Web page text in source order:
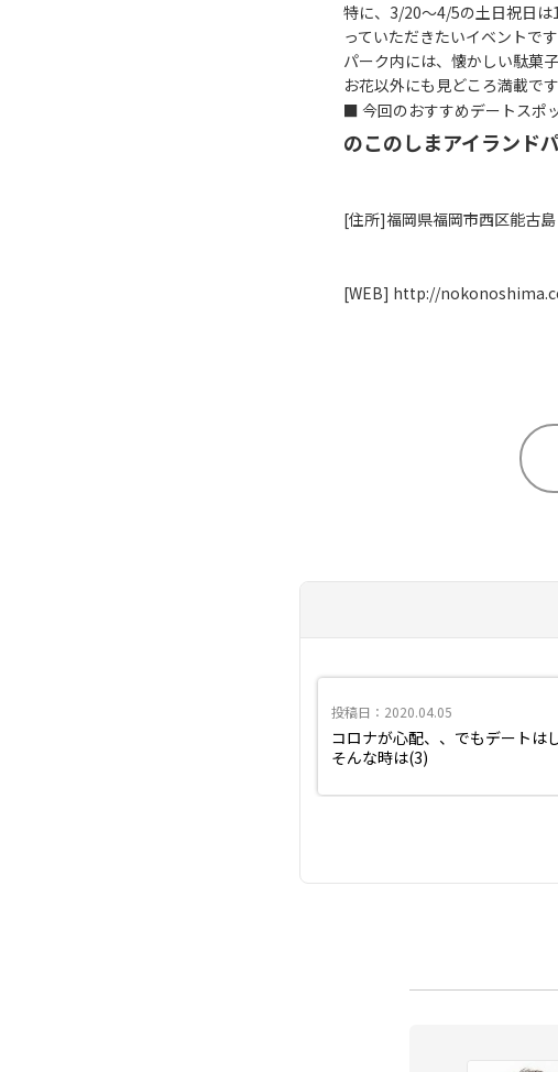
特に、3/20〜4/5の土日祝日
っていただきたいイベントです
パーク内には、懐かしい駄菓
お花以外にも見どころ満載で
■ 今回のおすすめデートスポ
のこのしまアイランド
[住所]福岡県福岡市西区能古島
[WEB] http://
投稿日：2020.04.05
コロナが心配、、でもデートはし
そんな時は(3)